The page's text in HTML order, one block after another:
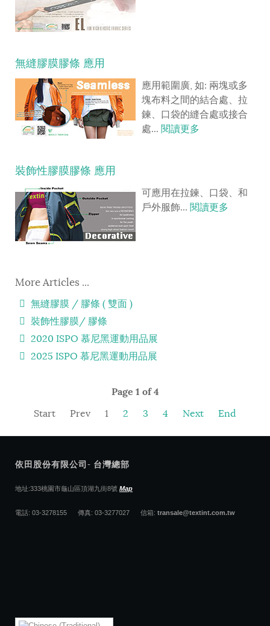
無縫膠膜膠條 應用
應用範圍廣, 如: 兩塊或多
塊布料之間的結合處、拉
鍊、口袋的縫合處或接合
處... 閱讀更多
裝飾性膠膜膠條 應用
可應用在拉鍊、口袋、和
戶外服飾... 閱讀更多
More Articles ...
無縫膠膜 / 膠條 ( 雙面 )
裝飾性膠膜/ 膠條
2020 ISPO 慕尼黑運動用品展
2025 ISPO 慕尼黑運動用品展
Page 1 of 4
Start Prev 1 2 3 4 Next End
依田股份有限公司- 台灣總部
地址:333桃園市龜山區頂湖九街8號 Map
電話: 03-3278155 傳真: 03-3277027 信箱: transale@textint.com.tw